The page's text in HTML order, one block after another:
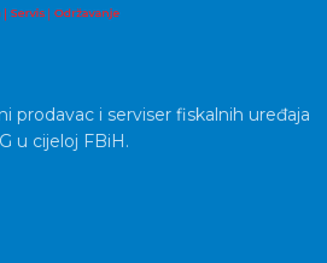
prodavac i serviser fiskalnih uređaja
u cijeloj FBiH.